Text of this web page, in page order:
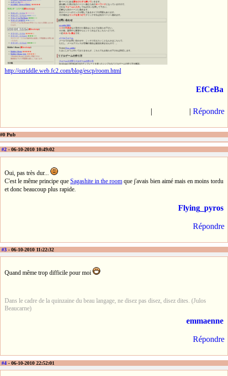
http://ozriddle.web.fc2.com/blog/escp/room.html
EfCeBa
| | Répondre
#0 Pub
#2 - 06-10-2010 10:49:02
Oui, pas très dur...
C'est le même principe que Sagashite in the room que j'avais bien aimé mais en moins tordu
et donc beaucoup plus rapide.
Flying_pyros
Répondre
#3 - 06-10-2010 11:22:32
Quand même trop difficile pour moi
Dans le cadre de la quinzaine du beau langage, ne disez pas disez, disez dites. (Julos
Beaucarne)
emmaenne
Répondre
#4 - 06-10-2010 22:52:01